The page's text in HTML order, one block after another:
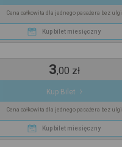
Cena całkowita dla jednego pasażera bez ulgi
Kup bilet miesięczny
3,00 zł
Kup Bilet
Cena całkowita dla jednego pasażera bez ulgi
Kup bilet miesięczny